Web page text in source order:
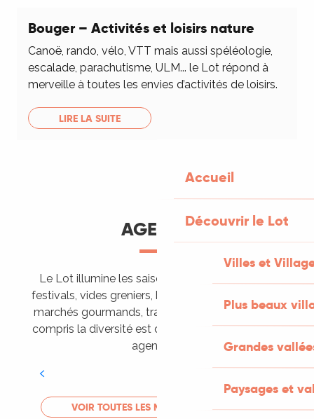
Accueil
Découvrir le Lot
Villes et
Plus beaux
Grandes
Paysages et
Bouger – Activités et loisirs nature
Canoë, rando, vélo, VTT mais aussi spéléologie,
escalade, parachutisme, ULM... le Lot répond à
merveille à toutes les envies d’activités de loisirs.
LIRE LA SUITE
AGENDA
Le Lot illumine les saisons de ses animations :
festivals, vides greniers, brocantes, fêtes votives,
marchés gourmands, trails sportifs… Vous l’aurez
compris la diversité est de mise, alors tous à vos
agendas !
LIRE LA SUITE
VOIR TOUTES LES MANIFESTATIONS